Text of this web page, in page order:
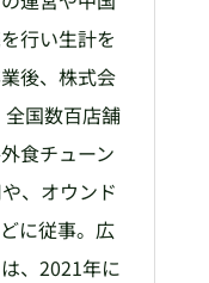
行い生計を
後、株式会
全国数百店舗
食チューン
、オウンド
に従事。広
、2021年に